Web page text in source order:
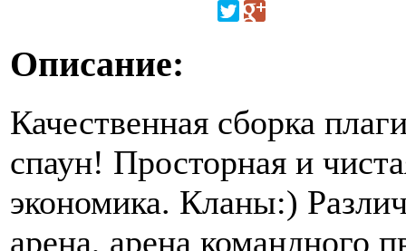
Описание:
Качественная сборка
спаун! Просторная и
экономика. Кланы:)
арена, арена командного